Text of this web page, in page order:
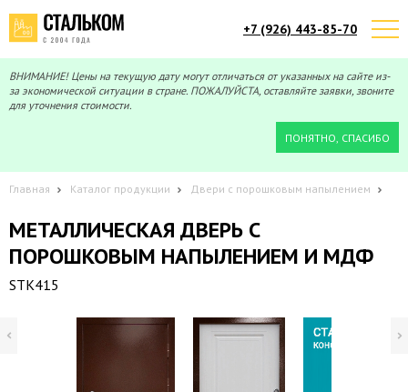
+7 (926) 443-85-70
ВНИМАНИЕ! Цены на текущую дату могут отличаться от указанных на сайте из-
за экономической ситуации в стране. ПОЖАЛУЙСТА, оставляйте заявки, звоните
для уточнения стоимости.
ПОНЯТНО, СПАСИБО
Главная Каталог продукции Двери с порошковым напылением
МЕТАЛЛИЧЕСКАЯ ДВЕРЬ С
ПОРОШКОВЫМ НАПЫЛЕНИЕМ И МДФ
STK415
Telegram
Max